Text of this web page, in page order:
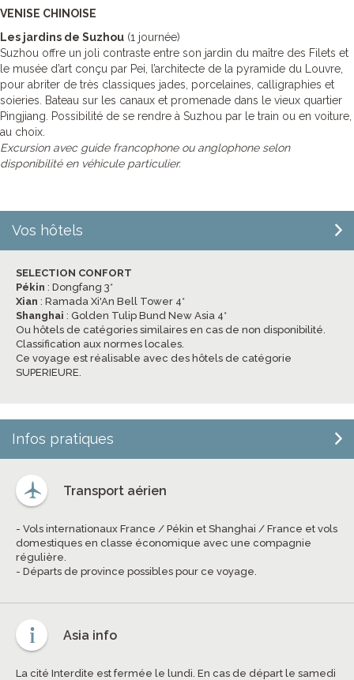
VENISE CHINOISE
Les jardins de Suzhou (1 journée)
Suzhou offre un joli contraste entre son jardin du maître des Filets et
le musée d’art conçu par Pei, l’architecte de la pyramide du Louvre,
pour abriter de très classiques jades, porcelaines, calligraphies et
soieries. Bateau sur les canaux et promenade dans le vieux quartier
Pingjiang. Possibilité de se rendre à Suzhou par le train ou en voiture,
au choix.
Excursion avec guide francophone ou anglophone selon
disponibilité en véhicule particulier.
Vos hôtels
SELECTION CONFORT
Pékin : Dongfang 3*
Xian : Ramada Xi'An Bell Tower 4*
Shanghai : Golden Tulip Bund New Asia 4*
Ou hôtels de catégories similaires en cas de non disponibilité.
Classification aux normes locales.
Ce voyage est réalisable avec des hôtels de catégorie
SUPERIEURE.
Infos pratiques
Transport aérien
- Vols internationaux France / Pékin et Shanghai / France et vols
domestiques en classe économique avec une compagnie
régulière.
- Départs de province possibles pour ce voyage.
Asia info
La cité Interdite est fermée le lundi. En cas de départ le samedi